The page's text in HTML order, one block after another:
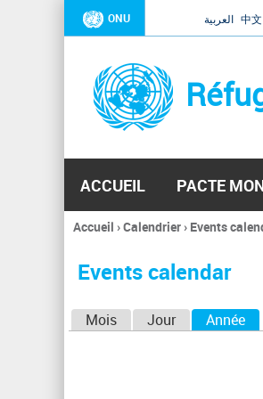
ONU العربية 中文
ACCUEIL PACTE
Vous
ici
Accueil ›Calendrier› Events
Events calendar
Mois Jour Année